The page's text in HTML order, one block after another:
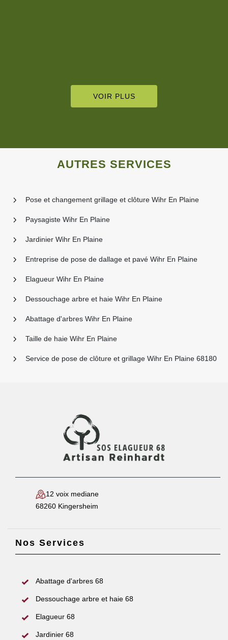
VOIR PLUS
AUTRES SERVICES
Pose et changement grillage et clôture Wihr En Plaine
Paysagiste Wihr En Plaine
Jardinier Wihr En Plaine
Entreprise de pose de dallage et pavé Wihr En Plaine
Elagueur Wihr En Plaine
Dessouchage arbre et haie Wihr En Plaine
Abattage d'arbres Wihr En Plaine
Taille de haie Wihr En Plaine
Service de pose de clôture et grillage Wihr En Plaine 68180
12 voix mediane
68260 Kingersheim
Nos Services
Abattage d'arbres 68
Dessouchage arbre et haie 68
Elagueur 68
Jardinier 68